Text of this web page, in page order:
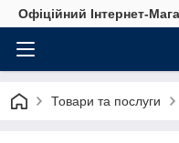
Офіційний Інтернет-
Товари та послуги